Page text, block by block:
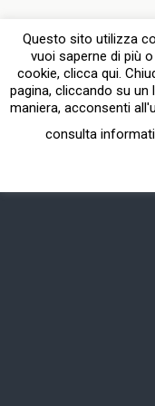
Questo sito utilizza
vuoi saperne di più
cookie, clicca qui.
pagina, cliccando su un
maniera, acconsenti
consulta